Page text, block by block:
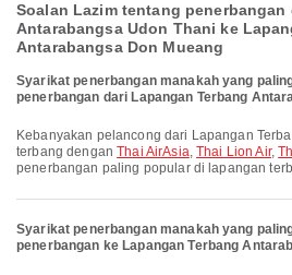
Soalan Lazim tentang penerbangan
Antarabangsa Udon Thani ke
Antarabangsa Don Mueang
Syarikat penerbangan manakah yang
penerbangan dari Lapangan Terbang
Kebanyakan pelancong dari Lapangan Terbang Antarabangsa Udon Thani
terbang denganThai AirAsia,Thai Lion Air,
penerbangan paling popular di lapangan
Syarikat penerbangan manakah yang
penerbangan ke Lapangan Terbang